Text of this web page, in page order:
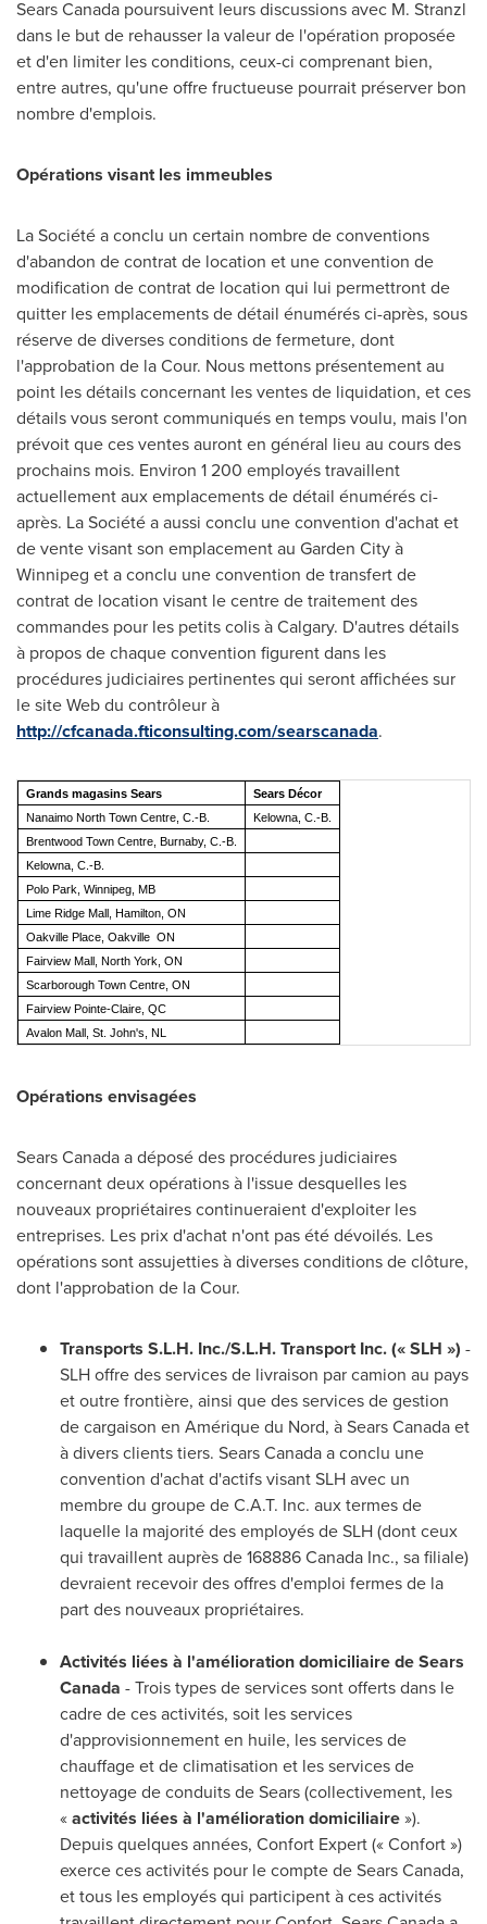
Sears Canada poursuivent leurs discussions avec M. Stranzl
dans le but de rehausser la valeur de l'opération proposée
et d'en limiter les conditions, ceux-ci comprenant bien,
entre autres, qu'une offre fructueuse pourrait préserver bon
nombre d'emplois.
Opérations visant les immeubles
La Société a conclu un certain nombre de conventions
d'abandon de contrat de location et une convention de
modification de contrat de location qui lui permettront de
quitter les emplacements de détail énumérés ci-après, sous
réserve de diverses conditions de fermeture, dont
l'approbation de la Cour. Nous mettons présentement au
point les détails concernant les ventes de liquidation, et ces
détails vous seront communiqués en temps voulu, mais l'on
prévoit que ces ventes auront en général lieu au cours des
prochains mois. Environ 1 200 employés travaillent
actuellement aux emplacements de détail énumérés ci-
après. La Société a aussi conclu une convention d'achat et
de vente visant son emplacement au Garden City à
Winnipeg et a conclu une convention de transfert de
contrat de location visant le centre de traitement des
commandes pour les petits colis àCalgary. D'autres détails
à propos de chaque convention figurent dans les
procédures judiciaires pertinentes qui seront affichées sur
le site Web du contrôleur à
http://cfcanada.fticonsulting.com/searscanada.
Grands magasins Sears
Sears Décor
Nanaimo North Town Centre, C.-B.
Kelowna, C.-B.
Brentwood Town Centre, Burnaby, C.‑B.
Kelowna, C.-B.
Polo Park, Winnipeg, MB
Lime Ridge Mall, Hamilton, ON
Oakville Place, Oakville ON
Fairview Mall, North York, ON
Scarborough Town Centre, ON
Fairview Pointe-Claire, QC
Avalon Mall, St. John's, NL
Opérations envisagées
Sears Canada a déposé des procédures judiciaires
concernant deux opérations à l'issue desquelles les
nouveaux propriétaires continueraient d'exploiter les
entreprises. Les prix d'achat n'ont pas été dévoilés. Les
opérations sont assujetties à diverses conditions de clôture,
dont l'approbation de la Cour.
Transports S.L.H. Inc./S.L.H. Transport Inc. (« SLH ») -
SLH offre des services de livraison par camion au pays
et outre frontière, ainsi que des services de gestion
de cargaison en Amérique du Nord, à Sears Canada et
à divers clients tiers. Sears Canada a conclu une
convention d'achat d'actifs visant SLH avec un
membre du groupe de C.A.T. Inc. aux termes de
laquelle la majorité des employés de SLH (dont ceux
qui travaillent auprès de 168886 Canada Inc., sa filiale)
devraient recevoir des offres d'emploi fermes de la
part des nouveaux propriétaires.
Activités liées à l'amélioration domiciliaire de Sears
Canada - Trois types de services sont offerts dans le
cadre de ces activités, soit les services
d'approvisionnement en huile, les services de
chauffage et de climatisation et les services de
nettoyage de conduits de Sears (collectivement, les
«activités liées à l'amélioration domiciliaire»).
Depuis quelques années, Confort Expert (« Confort »)
exerce ces activités pour le compte de Sears Canada,
et tous les employés qui participent à ces activités